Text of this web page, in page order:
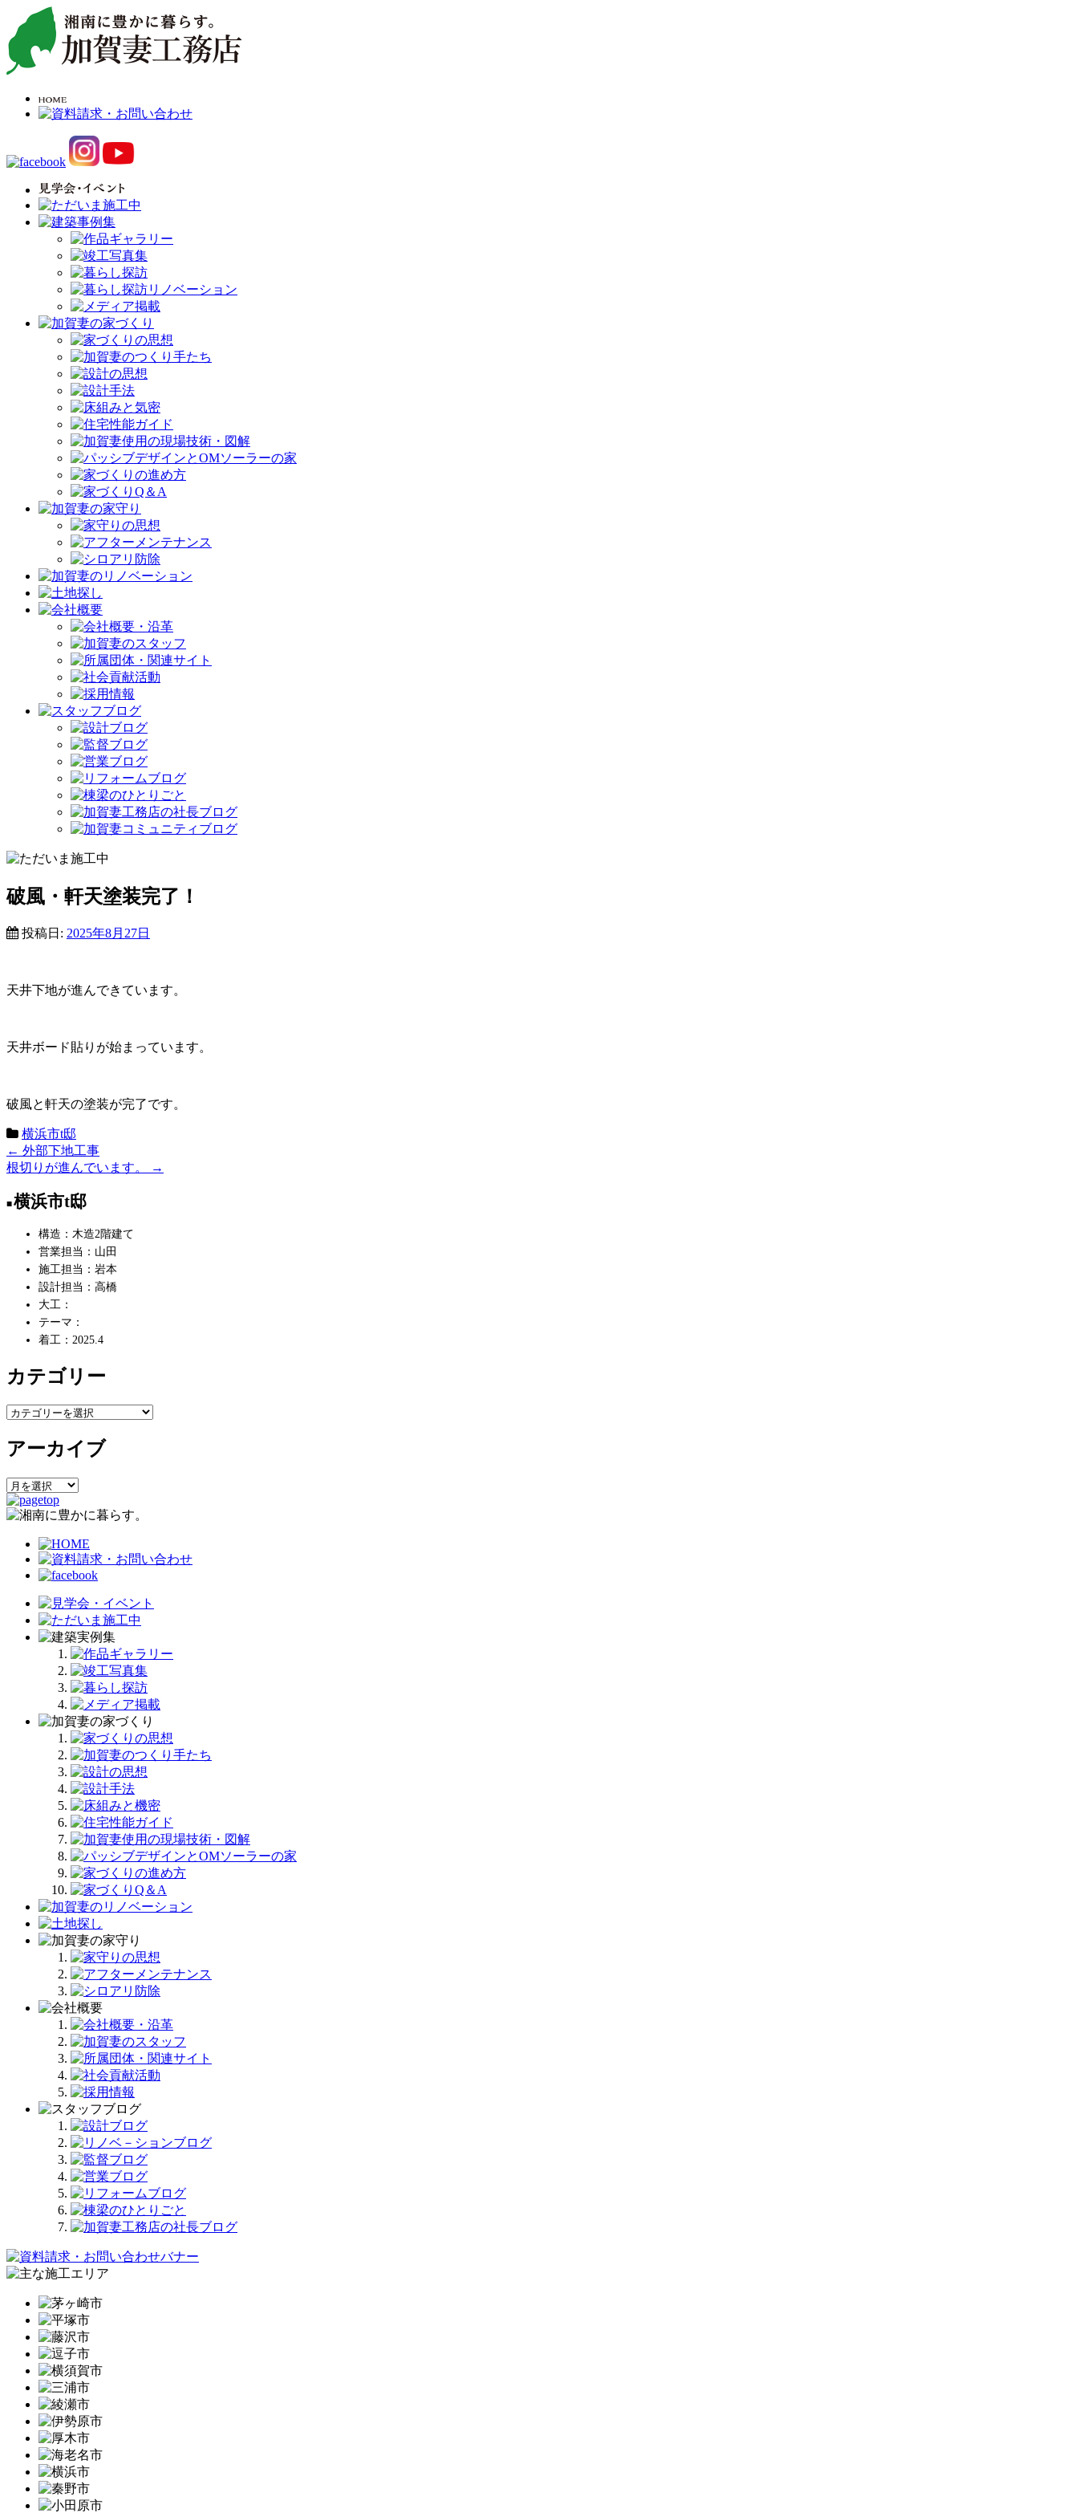
破風・軒天塗装完了！
投稿日: 2025年8月27日
天井下地が進んできています。
天井ボード貼りが始まっています。
破風と軒天の塗装が完了です。
横浜市t邸
投
稿
ナ
← 外部下地工事
根切りが進んでいます。
→
横浜市t邸
構造：木造2階建て
営業担当：山田
施工担当：岩本
設計担当：高橋
大工：
テーマ：
着工：2025.4
カテゴリー
カ
ゴ
ー
アーカイブ
ア
ー
カ